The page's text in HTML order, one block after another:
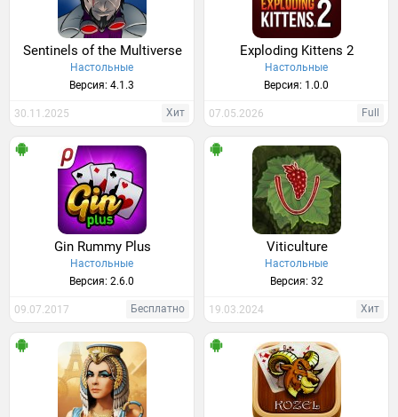
Sentinels of the Multiverse
Настольные
Версия: 4.1.3
30.11.2025 Хит
Exploding Kittens 2
Настольные
Версия: 1.0.0
07.05.2026 Full
Gin Rummy Plus
Настольные
Версия: 2.6.0
09.07.2017 Бесплатно
Viticulture
Настольные
Версия: 32
19.03.2024 Хит